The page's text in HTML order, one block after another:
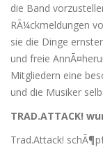
die Band
RÃ¼ckmeldungen
sie die Dinge
und freie
Mitgliedern eine
und die Musiker
TRAD.ATTACK!
Trad.Attack!